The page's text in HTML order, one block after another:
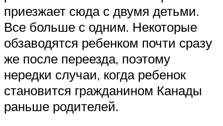
приезжает сюда с двумя детьми.
Все больше с одним. Некоторые
обзаводятся ребенком почти сразу
же после переезда, поэтому
нередки случаи, когда ребенок
становится гражданином Канады
раньше родителей.